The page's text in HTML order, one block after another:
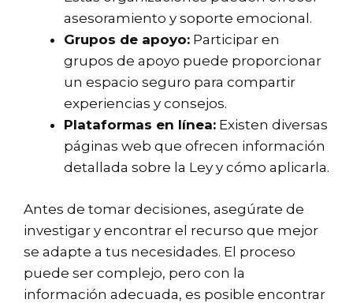
asesoramiento y soporte emocional.
Grupos de apoyo: Participar en
grupos de apoyo puede proporcionar
un espacio seguro para compartir
experiencias y consejos.
Plataformas en línea: Existen diversas
páginas web que ofrecen información
detallada sobre la Ley y cómo aplicarla.
Antes de tomar decisiones, asegúrate de
investigar y encontrar el recurso que mejor
se adapte a tus necesidades. El proceso
puede ser complejo, pero con la
información adecuada, es posible encontrar